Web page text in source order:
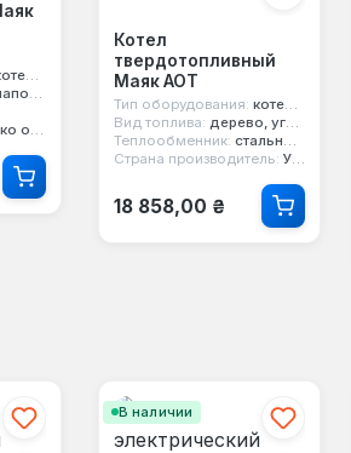
газовый
Котел
твердотопливный
Маяк АОТ
Тип оборудования: котел твердотопливный
Вид топлива: дерево, уголь
Теплообменник: стальной 4 мм
Страна производитель: Украина
Обычная цена:
18 858,00 ₴
В наличии